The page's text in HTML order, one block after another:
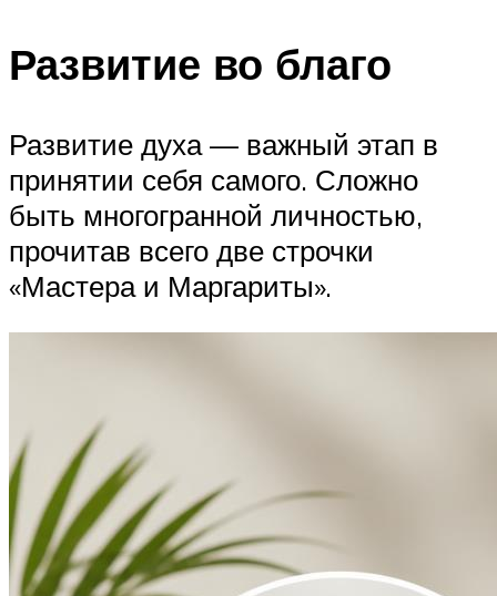
Развитие во благо
Развитие духа — важный этап в
принятии себя самого. Сложно
быть многогранной личностью,
прочитав всего две строчки
«Мастера и Маргариты».